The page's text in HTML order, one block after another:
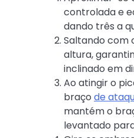
controlada e
dando três a
Saltando com
altura,
inclinado em
Ao atingir o
braço de
mantém o
levantado